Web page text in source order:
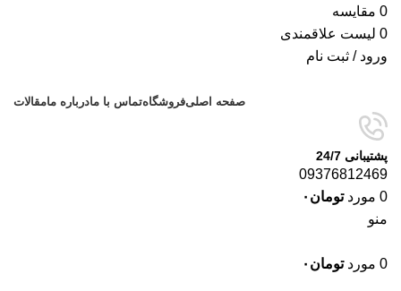
0 مقایسه
0 لیست علاقمندی
ورود / ثبت نام
صفحه اصلیفروشگاهتماس با مادرباره مامقالات
پشتیبانی 24/7
09376812469
0 مورد تومان ۰
منو
0 مورد تومان ۰